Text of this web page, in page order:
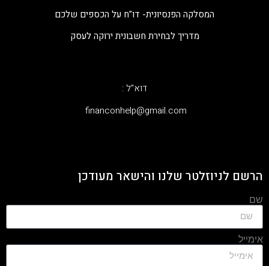
המסלקה הפנסיונית- דו"ח על הכספים שלכם
מדריך לבחירת חשבונית ירוקה לעסק
דוא"ל :
‫financonhelp@gmail.com‬
הרשם לניוזלטר שלנו והישאר מעודכן
שם
אימייל